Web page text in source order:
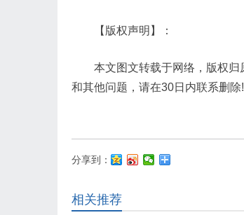
【版权声明】：
本文图文转载于网络，版权归
和其他问题，请在30日内联系删
分享到：
相关推荐